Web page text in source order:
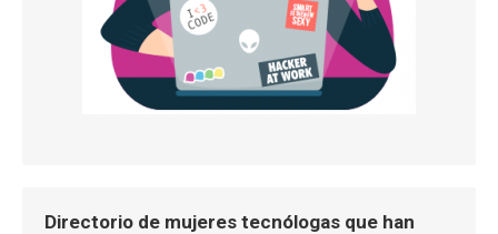
Directorio de mujeres tecnólogas que han